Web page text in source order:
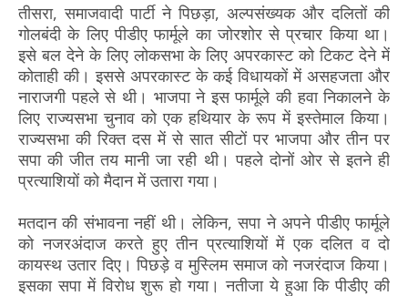
तीसरा, समाजवादी पार्टी ने पिछड़ा, अल्पसंख्यक और दलितों की
गोलबंदी के लिए पीडीए फार्मूले का जोरशोर से प्रचार किया था।
इसे बल देने के लिए लोकसभा के लिए अपरकास्ट को टिकट देने में
कोताही की। इससे अपरकास्ट के कई विधायकों में असहजता और
नाराजगी पहले से थी। भाजपा ने इस फार्मूले की हवा निकालने के
लिए राज्यसभा चुनाव को एक हथियार के रूप में इस्तेमाल किया।
राज्यसभा की रिक्त दस में से सात सीटों पर भाजपा और तीन पर
सपा की जीत तय मानी जा रही थी। पहले दोनों ओर से इतने ही
प्रत्याशियों को मैदान में उतारा गया।
मतदान की संभावना नहीं थी। लेकिन, सपा ने अपने पीडीए फार्मूले
को नजरअंदाज करते हुए तीन प्रत्याशियों में एक दलित व दो
कायस्थ उतार दिए। पिछड़े व मुस्लिम समाज को नजरंदाज किया।
इसका सपा में विरोध शुरू हो गया। नतीजा ये हुआ कि पीडीए की